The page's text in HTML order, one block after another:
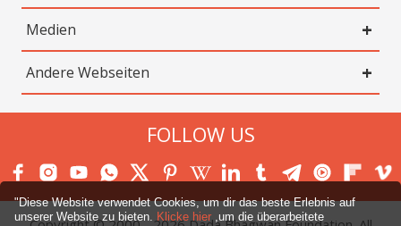
"Diese Website verwendet Cookies, um dir das beste Erlebnis auf
unserer Website zu bieten. Klicke hier ,um die überarbeitete
Medien
Andere Webseiten
FOLLOW US